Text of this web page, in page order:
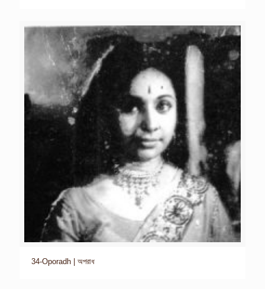
34-Oporadh | অপরাধ